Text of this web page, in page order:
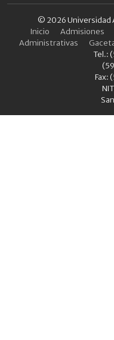
© 2026 Universidad
Inicio
Admisiones
Administrativas
Tel.:
Fax: